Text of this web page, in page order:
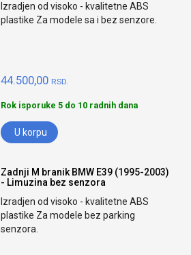
Izradjen od visoko - kvalitetne ABS
plastike Za modele sa i bez senzore.
44.500,00 RSD.
Rok isporuke 5 do 10 radnih dana
U korpu
Zadnji M branik BMW E39 (1995-2003)
- Limuzina bez senzora
Izradjen od visoko - kvalitetne ABS
plastike Za modele bez parking
senzora.